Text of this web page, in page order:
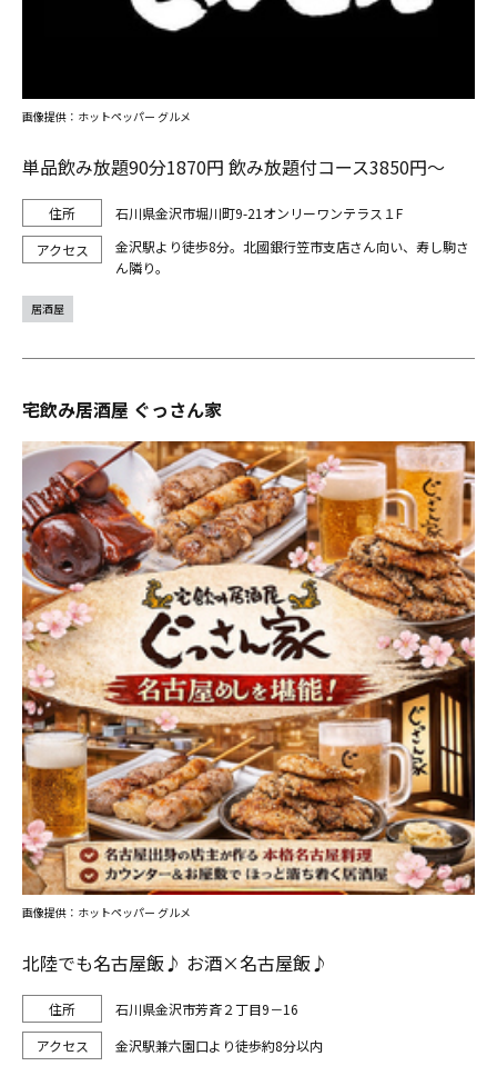
単品飲み放題90分1870円 飲み放題付コース3850円～
石川県金沢市堀川町9-21オンリーワンテラス１F
金沢駅より徒歩8分。北國銀行笠市支店さん向い、寿し駒さ
ん隣り。
画像提供：ホットペッパー グルメ
居酒屋
宅飲み居酒屋 ぐっさん家
北陸でも名古屋飯♪ お酒×名古屋飯♪
石川県金沢市芳斉２丁目9－16
金沢駅兼六園口より徒歩約8分以内
画像提供：ホットペッパー グルメ